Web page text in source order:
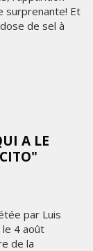
surprenante! Et
de sel à
A LE
par Luis
le 4 août
de la